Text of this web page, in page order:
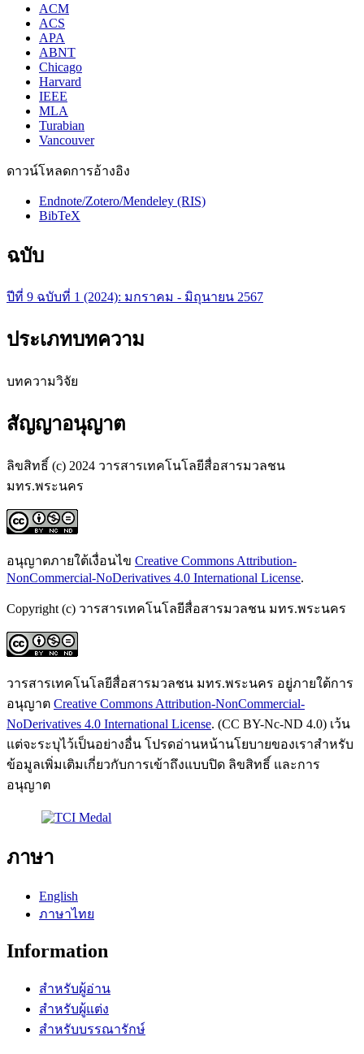
ACM
ACS
APA
ABNT
Chicago
Harvard
IEEE
MLA
Turabian
Vancouver
ดาวน์โหลดการอ้างอิง
Endnote/Zotero/Mendeley (RIS)
BibTeX
ฉบับ
ปีที่ 9 ฉบับที่ 1 (2024): มกราคม - มิถุนายน 2567
ประเภทบทความ
บทความวิจัย
สัญญาอนุญาต
ลิขสิทธิ์ (c) 2024 วารสารเทคโนโลยีสื่อสารมวลชน
มทร.พระนคร
อนุญาตภายใต้เงื่อนไข Creative Commons Attribution-
NonCommercial-NoDerivatives 4.0 International License.
Copyright (c) วารสารเทคโนโลยีสื่อสารมวลชน มทร.พระนคร
วารสารเทคโนโลยีสื่อสารมวลชน มทร.พระนคร อยู่ภายใต้การ
อนุญาต Creative Commons Attribution-NonCommercial-
NoDerivatives 4.0 International License. (CC BY-Nc-ND 4.0) เว้น
แต่จะระบุไว้เป็นอย่างอื่น โปรดอ่านหน้านโยบายของเราสำหรับ
ข้อมูลเพิ่มเติมเกี่ยวกับการเข้าถึงแบบปิด ลิขสิทธิ์ และการ
อนุญาต
ภาษา
English
ภาษาไทย
Information
สำหรับผู้อ่าน
สำหรับผู้แต่ง
สำหรับบรรณารักษ์